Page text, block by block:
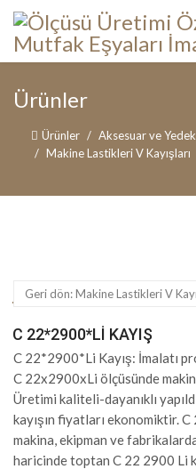
Ürünler
Ürünler
Aksesuar ve
Makine Lastikleri V Kayışları
Geri dön: Makine Lastikleri V
C 22*2900*LI KAYIŞ
C 22*2900*Li Kayış: İmalatı
C 22x2900xLi ölçüsünde
Üretimi kaliteli-dayanıklı
kayışın fiyatları ekonomiktir.
makina, ekipman ve
haricinde toptan C 22 2900 Li